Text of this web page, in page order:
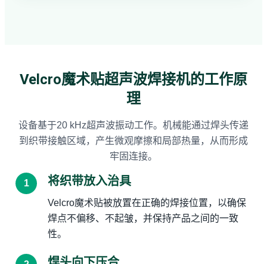
Velcro魔术贴超声波焊接机的工作原
理
设备基于20 kHz超声波振动工作。机械能通过焊头传递
到织带接触区域，产生微观摩擦和局部热量，从而形成
牢固连接。
将织带放入治具
Velcro魔术贴被放置在正确的焊接位置，以确保
焊点不偏移、不起皱，并保持产品之间的一致
性。